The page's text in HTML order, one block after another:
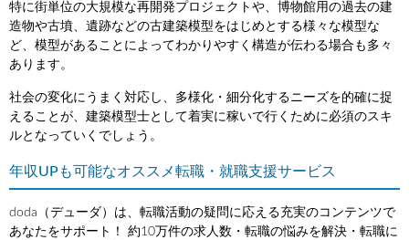
特に街単位の大規模な再開発プロジェクトや、博物館用の過去の建
造物や古墳、遺跡などの古建築模型をはじめとする様々な模型な
ど、模型があることによってわかりやすく構造が伝わる場合も多々
あります。
社会の変化にうまく対応し、多様化・細分化するニーズを的確に捉
えることが、建築模型士として着実に稼いで行くために必須のスキ
ルとなっていくでしょう。
年収UPも可能なオススメ転職・就職支援サービス
doda（デューダ）は、転職活動の疑問に応える充実のコンテンツで
あなたをサポート！ 約10万件の求人数・転職の悩みを解決・転職に